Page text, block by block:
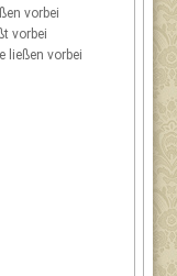
vorbei
vorbei
ließen vorbei